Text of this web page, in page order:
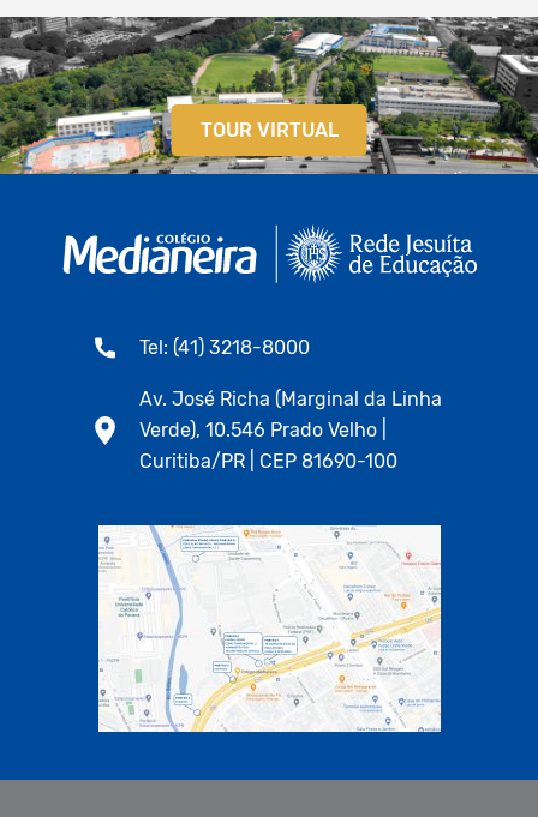
TOUR VIRTUAL
Tel: (41) 3218-8000
Av. José Richa (Marginal da Linha
Verde), 10.546 Prado Velho |
Curitiba/PR | CEP 81690-100